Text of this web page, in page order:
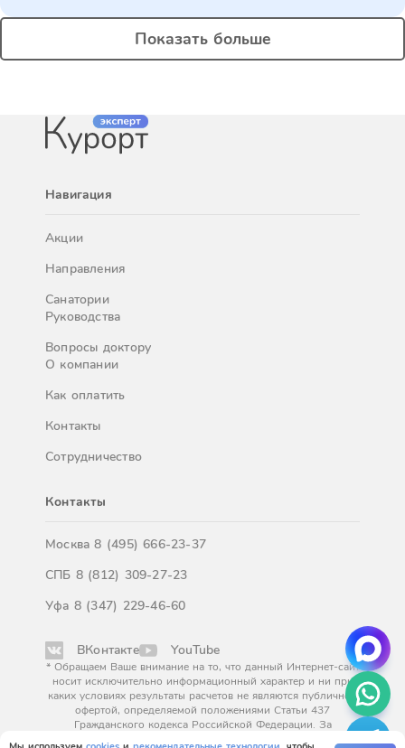
Показать больше
Навигация
Акции
Направления
Санатории
Руководства
Вопросы доктору
О компании
Как оплатить
Контакты
Сотрудничество
Контакты
Москва8 (495) 666-23-37
СПБ 8 (812) 309-27-23
Уфа 8 (347) 229-46-60
ВКонтакте YouTube
* Обращаем Ваше внимание на то, что данный Интернет-сайт
носит исключительно информационный характер и ни при
каких условиях результаты расчетов не являются публичной
офертой, определяемой положениями Статьи 437
Гражданского кодекса Российской Федерации. За